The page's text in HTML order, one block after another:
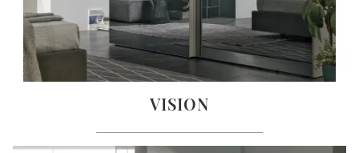
VISION